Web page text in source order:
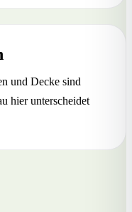
und Decke sind
hier unterscheidet